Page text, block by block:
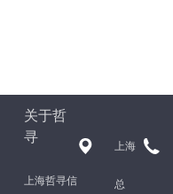
关于哲
寻
上海哲寻信
上海
总